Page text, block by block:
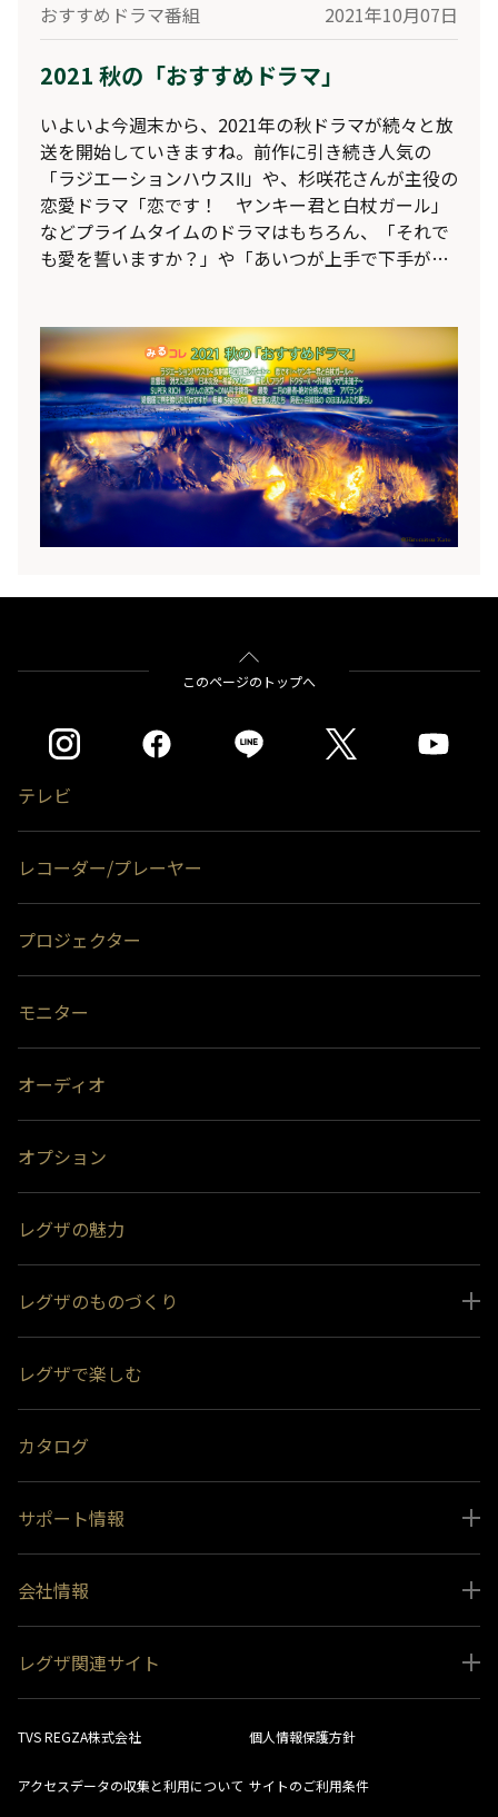
おすすめドラマ番組 2021年10月07日
2021 秋の「おすすめドラマ」
いよいよ今週末から、2021年の秋ドラマが続々と放
送を開始していきますね。前作に引き続き人気の
「ラジエーションハウスⅡ」や、杉咲花さんが主役の
恋愛ドラマ「恋です！ ヤンキー君と白杖ガール」
などプライムタイムのドラマはもちろん、「それで
も愛を誓いますか？」や「あいつが上手で下手が僕
パックで自動録画される、2021年秋のおすすめのド
ラマ群をご紹介♪◆レグザのみるコレサービスで
は、「刑事ドラマ」や「恋愛小説ドラマ」など、好
みのカテゴリーごとにドラマをおまかせ録画するこ
とができます。そして先日、新たにマンガや小説好
きの方におすすめな、「マンガ・小説原作ドラマ」
パックをリリースしました。ぜひ、使ってみてくだ
さいね！
このページのトップへ
テレビ
レコーダー/プレーヤー
プロジェクター
モニター
オーディオ
オプション
レグザの魅力
レグザのものづくり
スペシャルコンテンツ
受賞履歴
レグザで楽しむ
カタログ
サポート情報
取扱説明書ダウンロード
インフォメーション 一覧
生産終了商品一覧
ソフトウェアダウンロード情報
会社情報
ニュース
会社概要
レグザ関連サイト
レグザ オンラインストア
レグザ メンバーズ
法人向けサイト
TVS REGZA株式会社 個人情報保護方針
アクセスデータの収集と利用について サイトのご利用条件